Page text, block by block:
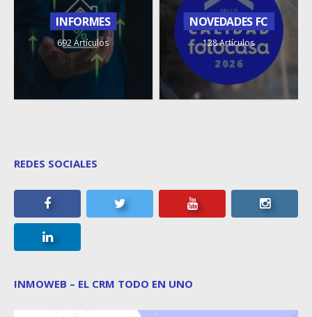
INFORMES
692 Artículos
NOVEDADES FC
128 Artículos
REDES SOCIALES
INMOWEB – EL CRM TODO EN UNO